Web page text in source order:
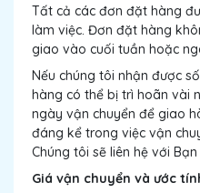
Tất cả các đơn đặt hàng
làm việc. Đơn đặt hàng
giao vào cuối tuần hoặc
Nếu chúng tôi nhận được
hàng có thể bị trì hoãn vài
ngày vận chuyển để giao
đáng kể trong việc vận
Chúng tôi sẽ liên hệ với
Giá vận chuyển và ước